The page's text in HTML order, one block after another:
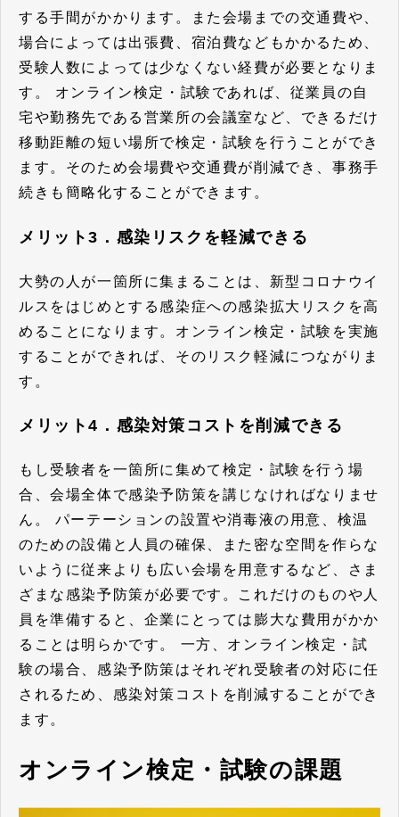
する手間がかかります。また会場までの交通費や、
場合によっては出張費、宿泊費などもかかるため、
受験人数によっては少なくない経費が必要となりま
す。 オンライン検定・試験であれば、従業員の自
宅や勤務先である営業所の会議室など、できるだけ
移動距離の短い場所で検定・試験を行うことができ
ます。そのため会場費や交通費が削減でき、事務手
続きも簡略化することができます。
メリット3．感染リスクを軽減できる
大勢の人が一箇所に集まることは、新型コロナウイ
ルスをはじめとする感染症への感染拡大リスクを高
めることになります。オンライン検定・試験を実施
することができれば、その リスク軽減につながりま
す。
メリット4．感染対策コストを削減できる
もし受験者を一箇所に集めて検定・試験を行う場
合、会場全体で感染予防策を講じなければなりませ
ん。 パーテーションの設置や消毒液の用意、検温
のための設備と人員の確保、また密な空間を作らな
いように従来よりも広い会場を用意するなど、さま
ざまな感染予防策が必要です。これだけのものや人
員を準備すると、企業にとっては膨大な費用がかか
ることは明らかです。 一方、オンライン検定・試
験の場合、 感染予防策はそれぞれ受験者の対応に任
されるため、感染対策コストを削減することができ
ます。
オンライン検定・試験の課題